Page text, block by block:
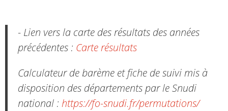
- Lien vers la carte des résultats des années
précédentes : Carte résultats
Calculateur de barème et fiche de suivi mis à
disposition des départements par le Snudi
national : https://fo-snudi.fr/permutations/